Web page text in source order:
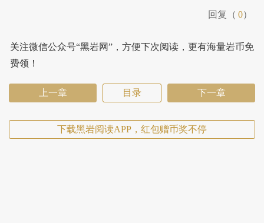
回复（ 0）
关注微信公众号“黑岩网”，方便下次阅读，更有海量岩币免
费领！
上一章 目录 下一章
下载黑岩阅读APP，红包赠币奖不停